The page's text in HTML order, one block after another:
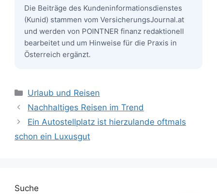
Die Beiträge des Kundeninformationsdienstes
(Kunid) stammen vom VersicherungsJournal.at
und werden von POINTNER finanz redaktionell
bearbeitet und um Hinweise für die Praxis in
Österreich ergänzt.
Kategorien
Urlaub und Reisen
Nachhaltiges Reisen im Trend
Ein Autostellplatz ist hierzulande oftmals
schon ein Luxusgut
Suche